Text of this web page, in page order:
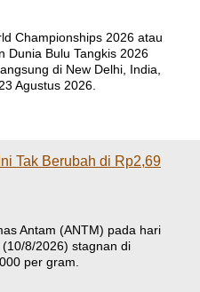
Championships 2026 atau
Dunia Bulu Tangkis 2026
di New Delhi, India,
Agustus 2026.
Tak Berubah di Rp2,69
Antam (ANTM) pada hari
(10/8/2026) stagnan di
per gram.